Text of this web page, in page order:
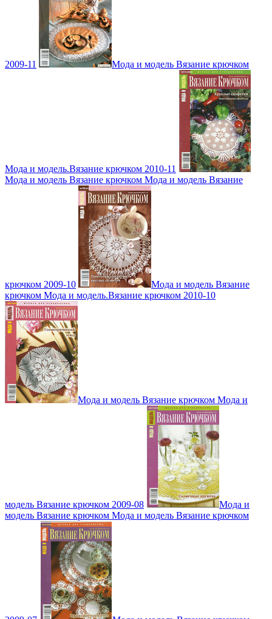
2009-11 Мода и модель Вязание крючком
Мода и модель.Вязание крючком 2010-11
Мода и модель Вязание крючком Мода и модель Вязание
крючком 2009-10
Мода и модель Вязание
крючком Мода и модель.Вязание крючком 2010-10
Мода и модель Вязание крючком Мода и
модель Вязание крючком 2009-08
Мода и
модель Вязание крючком Мода и модель Вязание крючком